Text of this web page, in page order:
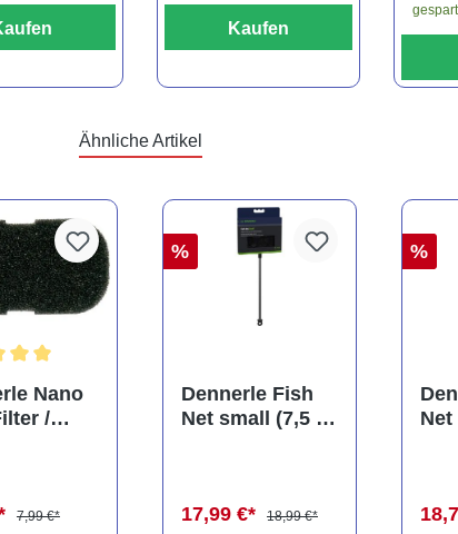
Kaufen
Ähnliche Artikel
Nano
/
7,99 €*
%
Dennerle Fish
Net small (7,5 x
17,99 €*
18,99 €*
%
Net